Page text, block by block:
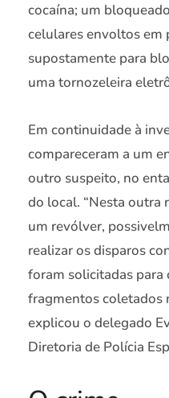
cocaína; um
celulares envoltos em
supostamente para
uma tornozeleira
Em continuidade à
compareceram a um
outro suspeito, no
do local. “Nesta outra
um revólver,
realizar os disparos
foram solicitadas para
fragmentos coletados
explicou o delegado
Diretoria de Polícia